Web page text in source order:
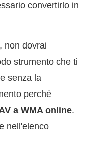
convertirlo in
non dovrai
strumento che ti
senza la
perché
a WMA online.
nell'elenco